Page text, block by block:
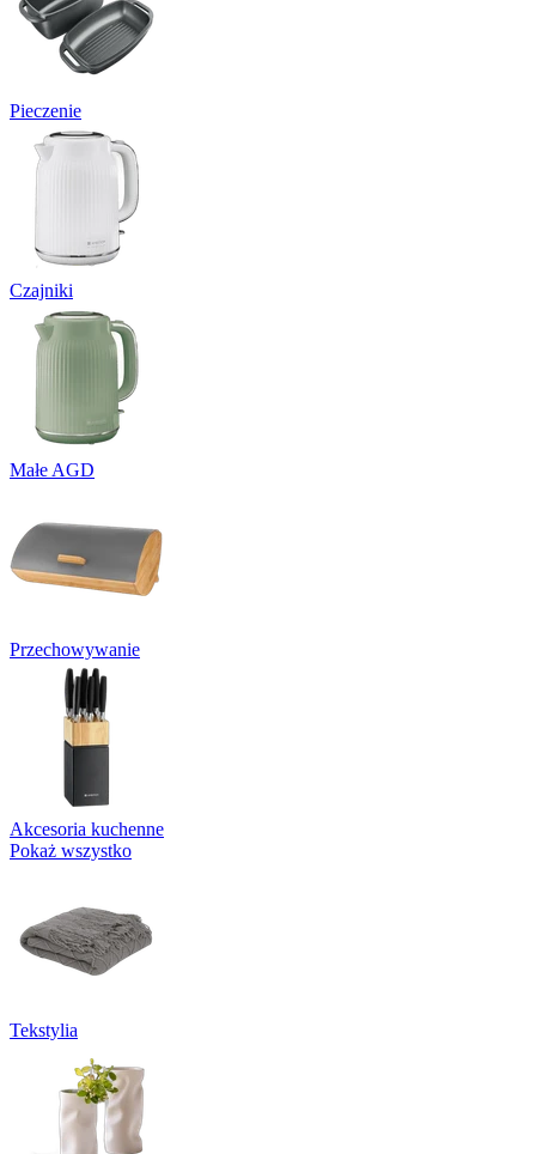
Pieczenie
Czajniki
Małe AGD
Przechowywanie
Akcesoria kuchenne
Pokaż wszystko
Tekstylia